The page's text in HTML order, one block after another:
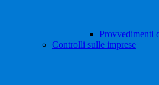
Provvedimenti
Controlli sulle imprese